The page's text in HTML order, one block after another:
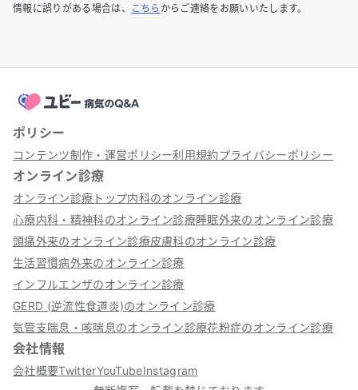
情報に誤りがある場合は、
こちら からご連絡をお願いいたします。
ポリシー
コンテンツ制作・運営ポリシー利用規約プライバシーポリシー
オンライン診療
オンライン診療トップ内科のオンライン診療
心療内科・精神科のオンライン診療睡眠外来のオンライン診療
頭痛外来のオンライン診療皮膚科のオンライン診療
生活習慣病外来のオンライン診療
インフルエンザのオンライン診療
GERD (逆流性食道炎)のオンライン診療
気管支喘息・咳喘息のオンライン診療花粉症のオンライン診療
会社情報
会社概要TwitterYouTubeInstagram